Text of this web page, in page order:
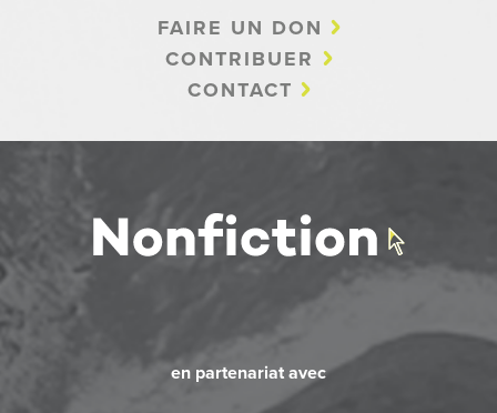
FAIRE UN DON
CONTRIBUER
CONTACT
en partenariat avec